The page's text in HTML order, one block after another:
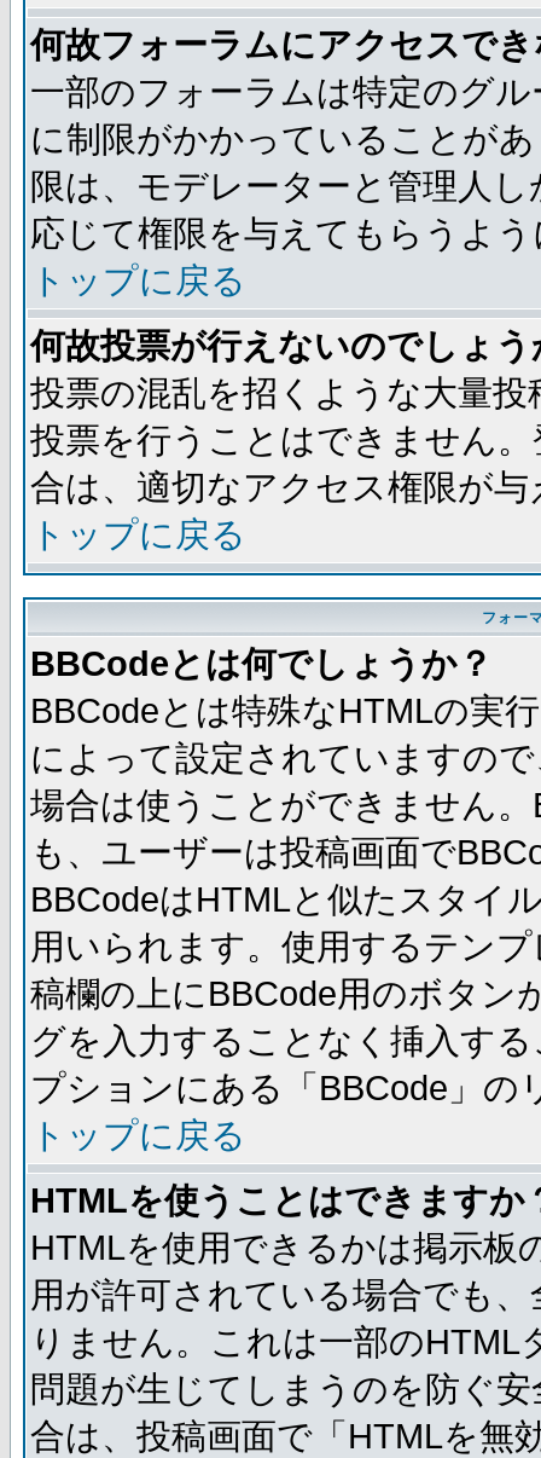
何故フォーラムにアクセスで
一部のフォーラムは特定のグ
に制限がかかっていることが
限は、モデレーターと管理人
応じて権限を与えてもらうよ
トップに戻る
何故投票が行えないのでしょう
投票の混乱を招くような大量
投票を行うことはできません
合は、適切なアクセス権限が
トップに戻る
フォー
BBCodeとは何でしょうか？
BBCodeとは特殊なHTMLの実
によって設定されていますの
場合は使うことができません
も、ユーザーは投稿画面で
BBCodeはHTMLと似たスタイ
用いられます。使用するテン
稿欄の上にBBCode用のボタン
グを入力することなく挿入す
プションにある「BBCode」
トップに戻る
HTMLを使うことはできますか
HTMLを使用できるかは掲示板
用が許可されている場合でも
りません。これは一部の
問題が生じてしまうのを防ぐ
合は、投稿画面で「HTMLを無